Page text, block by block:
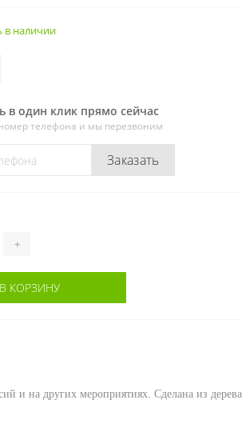
в наличии
в один клик прямо сейчас
телефона и мы перезвоним
Заказать
+
В КОРЗИНУ
и на других мероприятиях. Сделана из